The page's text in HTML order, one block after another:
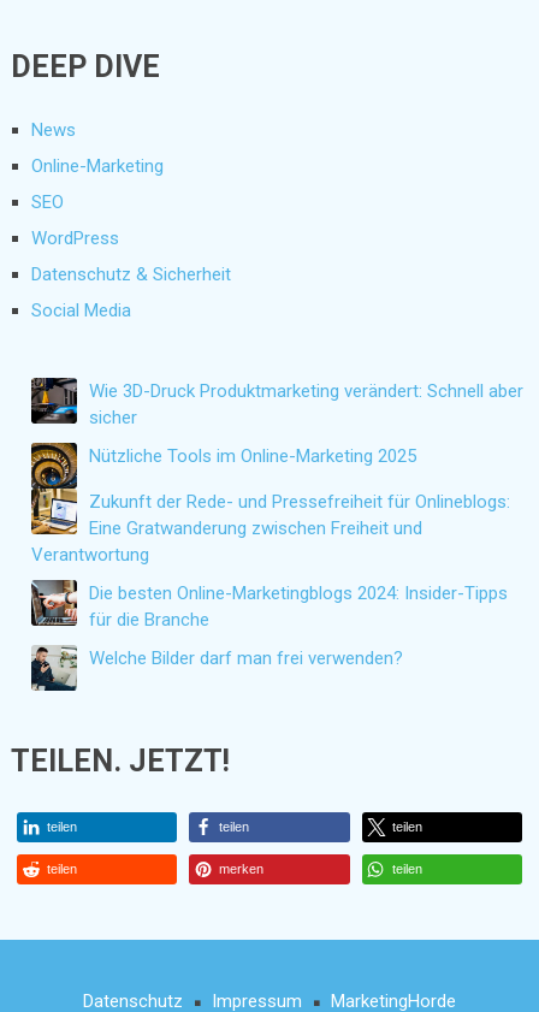
DEEP DIVE
News
Online-Marketing
SEO
WordPress
Datenschutz & Sicherheit
Social Media
Wie 3D-Druck Produktmarketing verändert: Schnell aber
sicher
Nützliche Tools im Online-Marketing 2025
Zukunft der Rede- und Pressefreiheit für Onlineblogs:
Eine Gratwanderung zwischen Freiheit und
Verantwortung
Die besten Online-Marketingblogs 2024: Insider-Tipps
für die Branche
Welche Bilder darf man frei verwenden?
TEILEN. JETZT!
teilen teilen teilen
teilen merken teilen
Datenschutz ■ Impressum ■ MarketingHorde